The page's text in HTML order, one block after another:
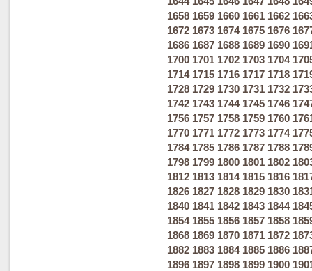
1658 1659 1660 1661 1662
1672 1673 1674 1675 1676
1686 1687 1688 1689 1690
1700 1701 1702 1703 1704
1714 1715 1716 1717 1718
1728 1729 1730 1731 1732
1742 1743 1744 1745 1746
1756 1757 1758 1759 1760
1770 1771 1772 1773 1774
1784 1785 1786 1787 1788
1798 1799 1800 1801 1802
1812 1813 1814 1815 1816
1826 1827 1828 1829 1830
1840 1841 1842 1843 1844
1854 1855 1856 1857 1858
1868 1869 1870 1871 1872
1882 1883 1884 1885 1886
1896 1897 1898 1899 1900